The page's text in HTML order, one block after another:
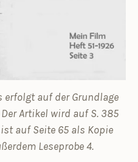
erfolgt auf der Grundlage
Artikel wird auf S. 385
auf Seite 65 als Kopie
Leseprobe 4.